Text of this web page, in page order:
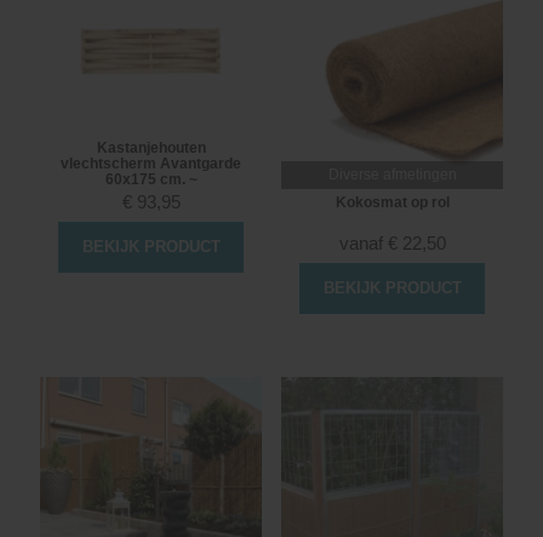
Kastanjehouten
vlechtscherm Avantgarde
60x175 cm. ~
€ 93,95
BEKIJK PRODUCT
Kokosmat op rol
vanaf € 22,50
BEKIJK PRODUCT